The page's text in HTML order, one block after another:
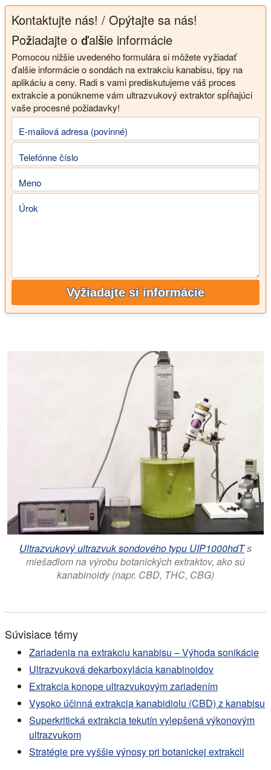
Kontaktujte nás! / Opýtajte sa nás!
Požiadajte o ďalšie informácie
Pomocou nižšie uvedeného formulára si môžete vyžiadať
ďalšie informácie o sondách na extrakciu kanabisu, tipy na
aplikáciu a ceny. Radi s vami prediskutujeme váš proces
extrakcie a ponúkneme vám ultrazvukový extraktor spĺňajúci
vaše procesné požiadavky!
E-mailová adresa (povinné)
Telefónne číslo
Meno
Úrok
Vyžiadajte si informácie
Ultrazvukový ultrazvuk sondového typu UIP1000hdTs
miešadlom na výrobu botanických extraktov, ako sú
kanabinoidy (napr. CBD, THC, CBG)
Súvisiace témy
Zariadenia na extrakciu kanabisu – Výhoda sonikácie
Ultrazvuková dekarboxylácia kanabinoidov
Extrakcia konope ultrazvukovým zariadením
Vysoko účinná extrakcia kanabidiolu (CBD) z kanabisu
Superkritická extrakcia tekutín vylepšená výkonovým
ultrazvukom
Stratégie pre vyššie výnosy pri botanickej extrakcii